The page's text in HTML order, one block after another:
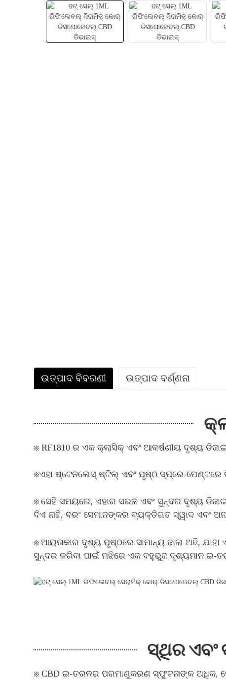
ଉତ୍ପାଦ ବିବରଣୀ ଉତ୍ପାଦ ବର୍ଣ୍ଣନା
※ RF1810 ର ଏକ କ୍ଲାସିକ୍ ଏବଂ ଆକର୍ଷଣୀୟ ଦୃଶ୍ୟ
※ଏହା ଷ୍ଟେନଲେସ୍ ଷ୍ଟିଲ୍ ଏବଂ ପୃଷ୍ଠ ସ୍ପ୍ରେ-
※ ସେହି ସମୟରେ, ଏହାର ସରଳ ଏବଂ ସୁନ୍ଦର ଦୃଶ୍ୟ
ଦିଏ ନାହିଁ, ବରଂ ସେମାନଙ୍କର ବ୍ୟକ୍ତିଗତ ସ୍ୱାଦ ଏବଂ
※ ଆୟତାକାର ଦୃଶ୍ୟ ପୃଷ୍ଠରେ ସାମାନ୍ୟ ଢାଲ ଅଛି,
ସୁନ୍ଦର କରିବା ପାଇଁ ମଝିରେ ଏକ ବହୁଭୁଜ ଦୃଶ୍ୟମାନ ଇ-
ସ୍ଥିର ଏବଂ
※ CBD ଇ-ତରଳର ପରମାଣୁକରଣ ସ୍ଫୁଟନାଙ୍କ ଅଧିକ,